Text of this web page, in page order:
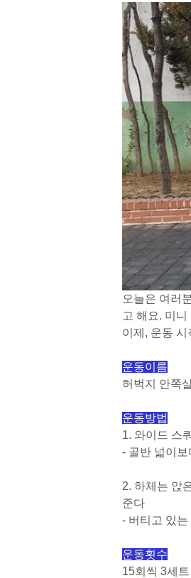
오늘은 여러
고 해요. 미니
이제, 운동 시
운동이름
허벅지 안쪽
운동방법
1. 와이드 스
- 골반 넓이보
2. 하체는 앉
준다
- 버티고 있
운동횟수
15회씩 3세